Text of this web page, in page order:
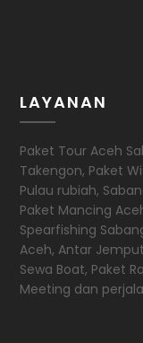
LAYANAN
Paket Tour Aceh
Takengon, Paket
Pulau rubiah,
Paket Mancing
Spearfishing
Aceh, Antar
Sewa Boat, Paket
Meeting dan